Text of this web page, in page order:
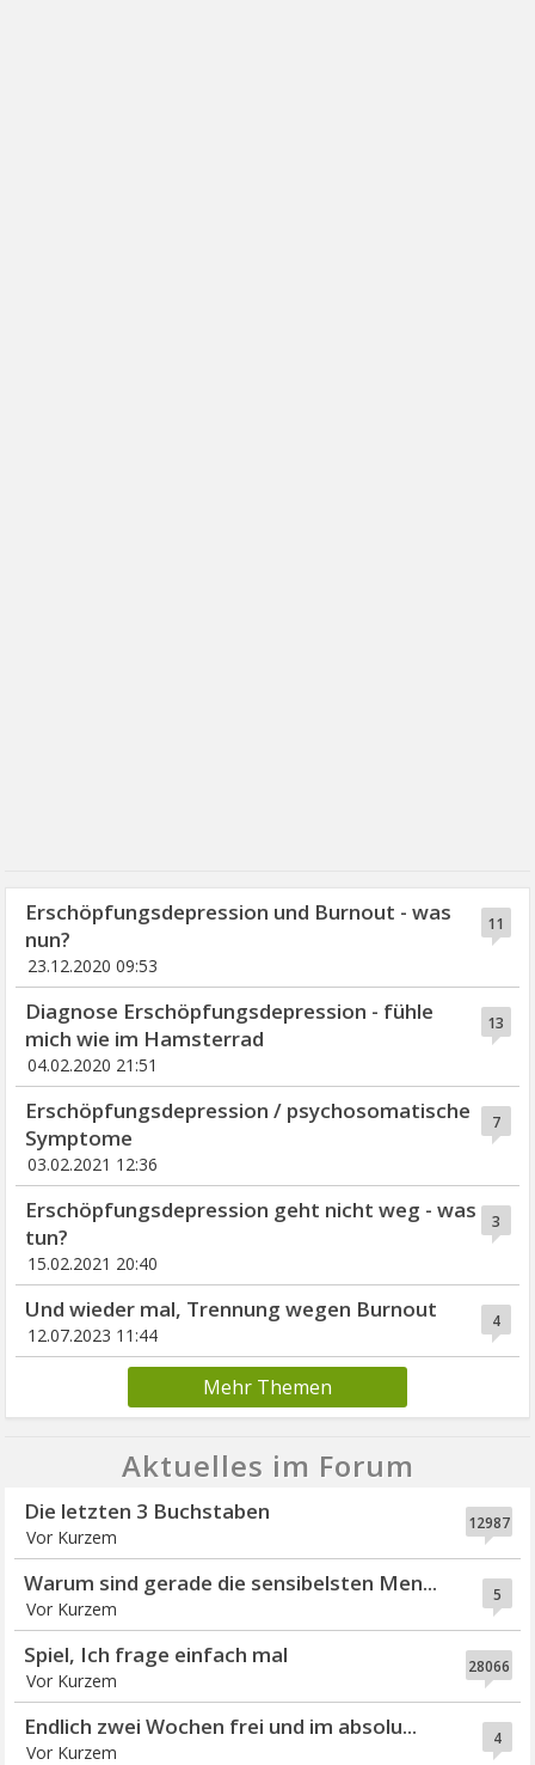
11
Erschöpfungsdepression und Burnout - was
nun?
23.12.2020 09:53
13
Diagnose Erschöpfungsdepression - fühle
mich wie im Hamsterrad
04.02.2020 21:51
7
Erschöpfungsdepression / psychosomatische
Symptome
03.02.2021 12:36
3
Erschöpfungsdepression geht nicht weg - was
tun?
15.02.2021 20:40
4
Und wieder mal, Trennung wegen Burnout
12.07.2023 11:44
Mehr Themen
Aktuelles im Forum
12987
Die letzten 3 Buchstaben
Vor Kurzem
5
Warum sind gerade die sensibelsten Men...
Vor Kurzem
28066
Spiel, Ich frage einfach mal
Vor Kurzem
4
Endlich zwei Wochen frei und im absolu...
Vor Kurzem